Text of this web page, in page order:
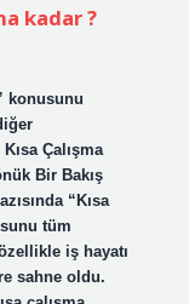
kadar ?
konusunu
Çalışma
Bir Bakış
“Kısa
tüm
iş hayatı
sahne oldu.